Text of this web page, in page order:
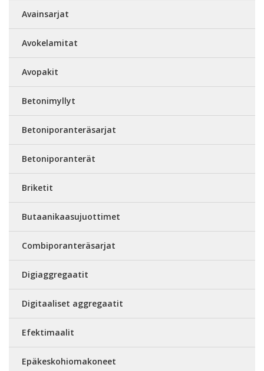
Avainsarjat
Avokelamitat
Avopakit
Betonimyllyt
Betoniporanteräsarjat
Betoniporanterät
Briketit
Butaanikaasujuottimet
Combiporanteräsarjat
Digiaggregaatit
Digitaaliset aggregaatit
Efektimaalit
Epäkeskohiomakoneet